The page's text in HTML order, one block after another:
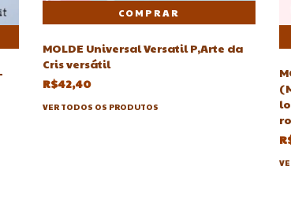
MOLDE Universal Versatil P,Arte da
Cris versátil
R$42,40
VER TODOS OS PRODUTOS